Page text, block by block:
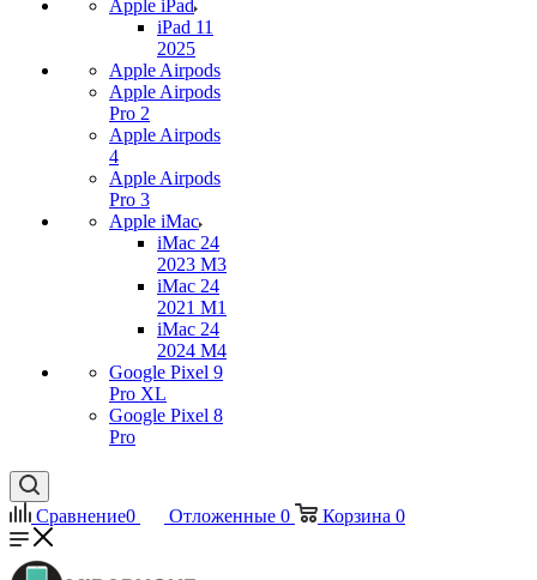
Apple iPad
iPad 11
2025
Apple Airpods
Apple Airpods
Pro 2
Apple Airpods
4
Apple Airpods
Pro 3
Apple iMac
iMac 24
2023 M3
iMac 24
2021 M1
iMac 24
2024 M4
Google Pixel 9
Pro XL
Google Pixel 8
Pro
Сравнение0 Отложенные 0 Корзина 0